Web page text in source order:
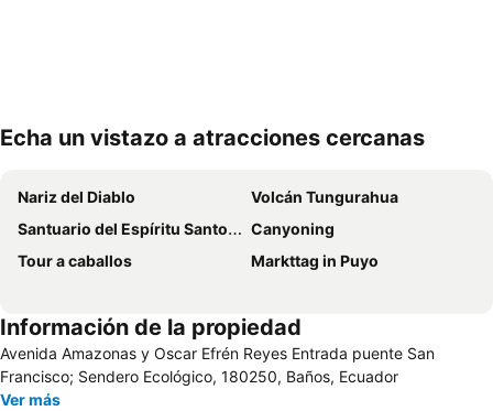
Echa un vistazo a atracciones cercanas
Nariz del Diablo
Volcán Tungurahua
Santuario del Espíritu Santo y de Nuestra Señora de Guadalupe
Canyoning
Tour a caballos
Markttag in Puyo
Información de la propiedad
Avenida Amazonas y Oscar Efrén Reyes Entrada puente San
Francisco; Sendero Ecológico, 180250, Baños, Ecuador
Ver más